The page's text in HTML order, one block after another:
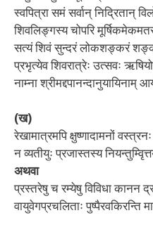
स्वपित्रा समं सर्वान् निद्रितान्
शिवलिङ्गस्य चोपरि
सत्यं शिवं सुन्दरं लोकशङ्करं
प्रभृत्येव शिवरात्रेः उत्सवः
नाम्नाश्रीमद्दपानन्दानुयायिनाम्
(ख)
रेखामात्रमपि क्षुष्णादामनों
न व्यतीयुः प्रजास्तस्य
अथवा
प्रस्तरेषु च रम्येषु विविधा कानन
वायुवेगप्रचलिताः पुष्पैरवकिरन्ति